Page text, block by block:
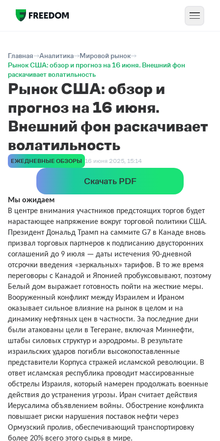
Главная Аналитика
Мировой рынок
Рынок США: обзор и прогноз на 16 июня. Внешний фон
раскачивает волатильность
Рынок США: обзор и
прогноз на 16 июня.
Внешний фон раскачивает
волатильность
ЕЖЕДНЕВНЫЕ ОБЗОРЫ 16 июня 2025, 15:14
Скачать PDF
Мы ожидаем
В центре внимания участников предстоящих торгов будет
нарастающее напряжение вокруг торговой политики США.
Президент Дональд Трамп на саммите G7 в Канаде вновь
призвал торговых партнеров к подписанию двусторонних
соглашений до 9 июля — даты истечения 90-дневной
отсрочки введения «зеркальных» тарифов. В то же время
переговоры с Канадой и Японией пробуксовывают, поэтому
Белый дом выражает готовность пойти на жесткие меры.
Вооруженный конфликт между Израилем и Ираном
оказывает сильное влияние на рынок в целом и на
динамику нефтяных цен в частности. За последние дни
были атакованы цели в Тегеране, включая Миннефти,
штабы силовых структур и аэродромы. В результате
израильских ударов погибли высокопоставленные
представители Корпуса стражей исламской революции. В
ответ исламская республика проводит массированные
обстрелы Израиля, который намерен продолжать военные
действия до устранения угрозы. Иран считает действия
Иерусалима объявлением войны. Обострение конфликта
повышает риски нарушения поставок нефти через
Ормузский пролив, обеспечивающий транспортировку
более 20% всего этого сырья в мире.